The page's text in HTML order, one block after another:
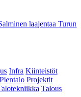
laajentaa Turun
Infra Kiinteistöt
Pientalo Projektit
Talous